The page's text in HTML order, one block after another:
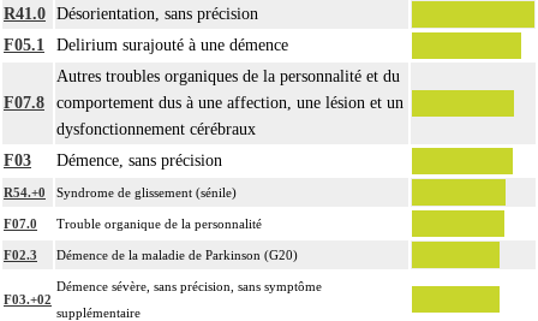
R41.0 Désorientation, sans précision
F05.1
Delirium surajouté à une démence
F07.8
Autres troubles organiques de la personnalité et du
comportement dus à une affection, une lésion et un
dysfonctionnement cérébraux
F03
Démence, sans précision
R54.+0 Syndrome de glissement (sénile)
F07.0 Trouble organique de la personnalité
F02.3 Démence de la maladie de Parkinson (G20)
F03.+02
Démence sévère, sans précision, sans symptôme
supplémentaire